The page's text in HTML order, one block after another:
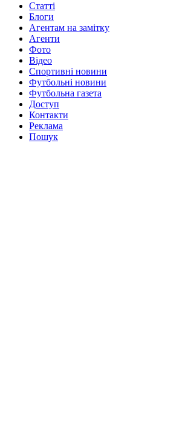
Статті
Блоги
Агентам на замітку
Агенти
Фото
Відео
Спортивні новини
Футбольні новини
Футбольна газета
Доступ
Контакти
Реклама
Пошук